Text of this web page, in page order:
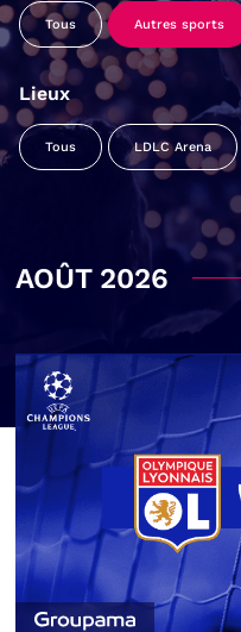
Tous Autres sports
Lieux
Tous LDLC Arena
AOÛT 2026